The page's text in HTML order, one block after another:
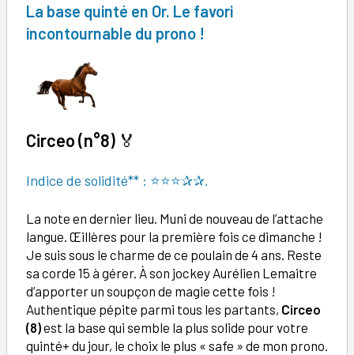
La base quinté en Or. Le favori
incontournable du prono !
Circeo (n°8) 🏅
Indice de solidité** : ⭐⭐⭐✰✰.
La note en dernier lieu. Muni de nouveau de l’attache
langue. Œillères pour la première fois ce dimanche !
Je suis sous le charme de ce poulain de 4 ans. Reste
sa corde 15 à gérer. À son jockey Aurélien Lemaitre
d’apporter un soupçon de magie cette fois !
Authentique pépite parmi tous les partants, Circeo
(8)est la base qui semble la plus solide pour votre
quinté+ du jour, le choix le plus « safe » de mon prono.